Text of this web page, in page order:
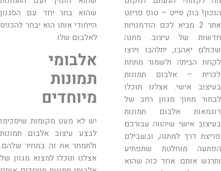
הנכון! בוק סייט – טופ פרינט
אתר 2 מביא לכם הזדמנויות
חדשות של עיצוב. מתנה
שכולם יאהבו, יתלהבו וירצו
לקחת הביתה ולשמור מתחת
לכרית – אלבום תמונות
בעיצוב אישי. אצלנו תוכלו
לבחור מתוך מגוון רחב של
דוגמאות אלבום תמונות
בעיצוב אישי שיהווה עבורכם
פריצת דרך למתנה, ובשבילם
הפתעה מוחלטת שתפתיע
ותרגש אותם. אחד כזה שהוא
שהוא בחר יחד עם הסגנון
הייחודי אותו הוא יבחר להכניס
לאלבום שלו.
אלבומי
תמונות
מיוחדים
יש לא מעט מקומות שיסכימו
לבצע עיצוב אלבום תמונות
ולתמחר את זה במחיר שלהם.
אצלנו תוכלו למצוא מגוון של